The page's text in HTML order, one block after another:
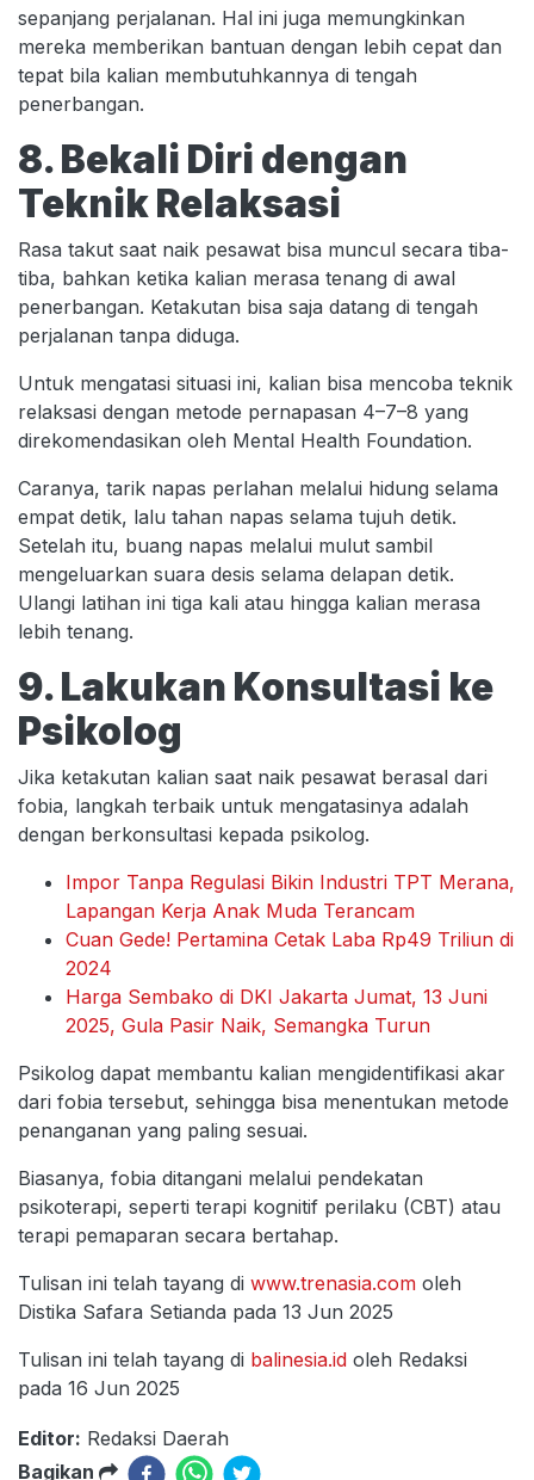
sepanjang perjalanan. Hal ini juga memungkinkan
mereka memberikan bantuan dengan lebih cepat dan
tepat bila kalian membutuhkannya di tengah
penerbangan.
8. Bekali Diri dengan
Teknik Relaksasi
Rasa takut saat naik pesawat bisa muncul secara tiba-
tiba, bahkan ketika kalian merasa tenang di awal
penerbangan. Ketakutan bisa saja datang di tengah
perjalanan tanpa diduga.
Untuk mengatasi situasi ini, kalian bisa mencoba teknik
relaksasi dengan metode pernapasan 4–7–8 yang
direkomendasikan oleh Mental Health Foundation.
Caranya, tarik napas perlahan melalui hidung selama
empat detik, lalu tahan napas selama tujuh detik.
Setelah itu, buang napas melalui mulut sambil
mengeluarkan suara desis selama delapan detik.
Ulangi latihan ini tiga kali atau hingga kalian merasa
lebih tenang.
9. Lakukan Konsultasi ke
Psikolog
Jika ketakutan kalian saat naik pesawat berasal dari
fobia, langkah terbaik untuk mengatasinya adalah
dengan berkonsultasi kepada psikolog.
Impor Tanpa Regulasi Bikin Industri TPT Merana,
Lapangan Kerja Anak Muda Terancam
Cuan Gede! Pertamina Cetak Laba Rp49 Triliun di
2024
Harga Sembako di DKI Jakarta Jumat, 13 Juni
2025, Gula Pasir Naik, Semangka Turun
Psikolog dapat membantu kalian mengidentifikasi akar
dari fobia tersebut, sehingga bisa menentukan metode
penanganan yang paling sesuai.
Biasanya, fobia ditangani melalui pendekatan
psikoterapi, seperti terapi kognitif perilaku (CBT) atau
terapi pemaparan secara bertahap.
Tulisan ini telah tayang di www.trenasia.com oleh
Distika Safara Setianda pada 13 Jun 2025
Tulisan ini telah tayang di balinesia.id oleh Redaksi
pada 16 Jun 2025
Editor: Redaksi Daerah
Bagikan